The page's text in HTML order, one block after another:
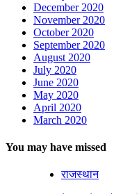
December 2020
November 2020
October 2020
September 2020
August 2020
July 2020
June 2020
May 2020
April 2020
March 2020
You may have missed
राजस्थान